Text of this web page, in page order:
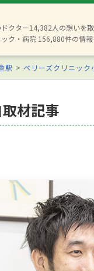
クター14,382人の想いを
ク・病院 156,880件の情
駅 ベリーズクリニック
材記事